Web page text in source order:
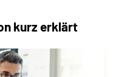
kurz erklärt